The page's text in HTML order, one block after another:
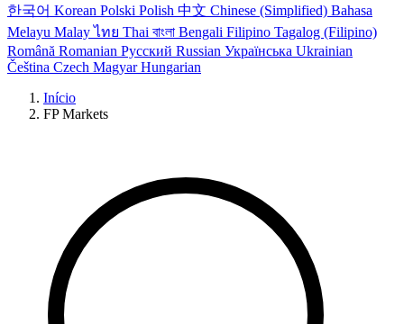
한국어 Korean Polski Polish 中文 Chinese (Simplified) Bahasa
Melayu Malay ไทย Thai বাংলা Bengali Filipino Tagalog (Filipino)
Română Romanian Русский Russian Українська Ukrainian
Čeština Czech Magyar Hungarian
Início
FP Markets